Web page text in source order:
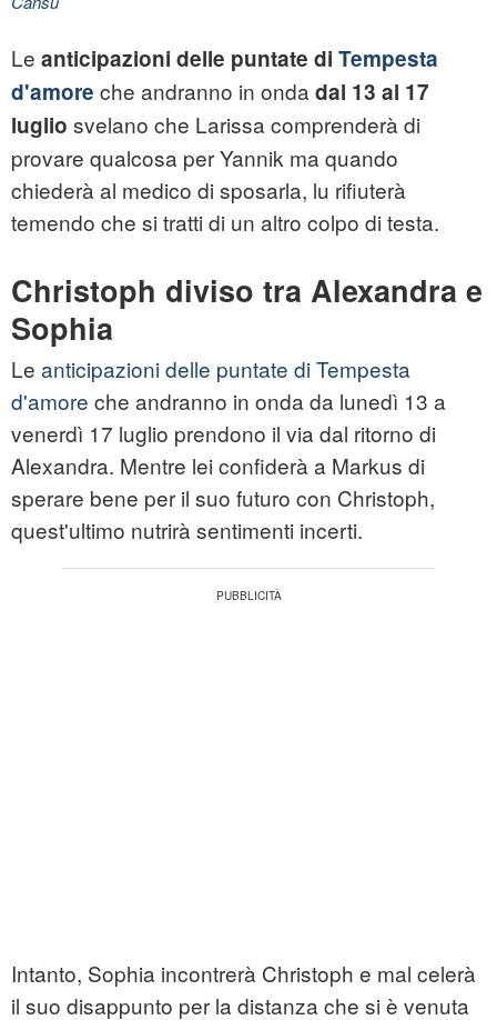
Le anticipazioni delle puntate di Tempesta
d'amore che andranno in onda dal 13 al 17
luglio svelano che Larissa comprenderà di
provare qualcosa per Yannik ma quando
chiederà al medico di sposarla, lu rifiuterà
temendo che si tratti di un altro colpo di testa.
Christoph diviso tra Alexandra e
Sophia
Le anticipazioni delle puntate di Tempesta
d'amore che andranno in onda da lunedì 13 a
venerdì 17 luglio prendono il via dal ritorno di
Alexandra. Mentre lei confiderà a Markus di
sperare bene per il suo futuro con Christoph,
quest'ultimo nutrirà sentimenti incerti.
Intanto, Sophia incontrerà Christoph e mal celerà
il suo disappunto per la distanza che si è venuta